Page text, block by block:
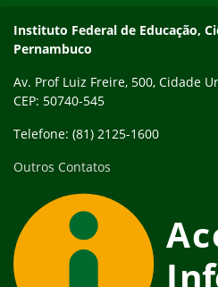
Instituto Federal de Educação,
Pernambuco
Av. Prof Luiz Freire, 500, Cidade
CEP: 50740-545
Telefone: (81) 2125-1600
Outros Contatos